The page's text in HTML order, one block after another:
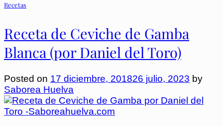
Recetas
Receta de Ceviche de Gamba
Blanca (por Daniel del Toro)
Posted on 17 diciembre, 201826 julio, 2023 by
Saborea Huelva